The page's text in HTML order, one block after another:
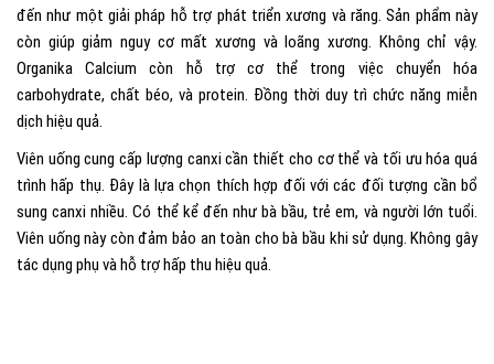
đến như một giải pháp hỗ trợ phát triển xương và răng. Sản phẩm này
còn giúp giảm nguy cơ mất xương và loãng xương. Không chỉ vậy.
Organika Calcium còn hỗ trợ cơ thể trong việc chuyển hóa
carbohydrate, chất béo, và protein. Đồng thời duy trì chức năng miễn
dịch hiệu quả.
Viên uống cung cấp lượng canxi cần thiết cho cơ thể và tối ưu hóa quá
trình hấp thụ. Đây là lựa chọn thích hợp đối với các đối tượng cần bổ
sung canxi nhiều. Có thể kể đến như bà bầu, trẻ em, và người lớn tuổi.
Viên uống này còn đảm bảo an toàn cho bà bầu khi sử dụng. Không gây
tác dụng phụ và hỗ trợ hấp thu hiệu quả.